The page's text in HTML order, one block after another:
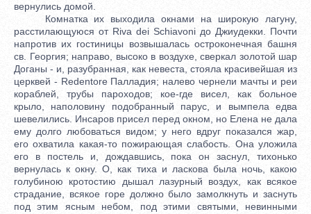
вернулись домой.
Комнатка их выходила окнами на широкую лагуну,
расстилающуюся от Riva dei Schiavoni до Джиудекки. Почти
напротив их гостиницы возвышалась остроконечная башня
св. Георгия; направо, высоко в воздухе, сверкал золотой шар
Доганы - и, разубранная, как невеста, стояла красивейшая из
церквей - Redentore Палладия; налево чернели мачты и реи
кораблей, трубы пароходов; кое-где висел, как больное
крыло, наполовину подобранный парус, и вымпела едва
шевелились. Инсаров присел перед окном, но Елена не дала
ему долго любоваться видом; у него вдруг показался жар,
его охватила какая-то пожирающая слабость. Она уложила
его в постель и, дождавшись, пока он заснул, тихонько
вернулась к окну. О, как тиха и ласкова была ночь, какою
голубиною кротостию дышал лазурный воздух, как всякое
страдание, всякое горе должно было замолкнуть и заснуть
под этим ясным небом, под этими святыми, невинными